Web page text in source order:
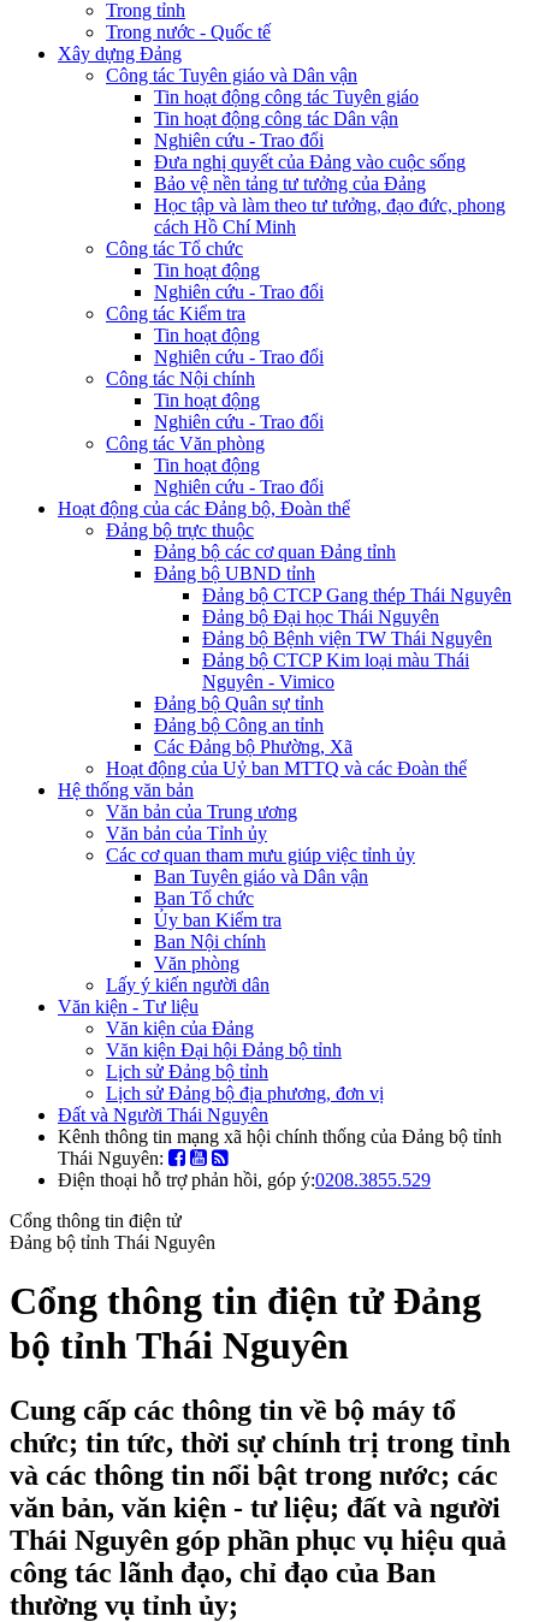
Trong tỉnh
Trong nước - Quốc tế
Xây dựng Đảng
Công tác Tuyên giáo và Dân vận
Tin hoạt động công tác Tuyên giáo
Tin hoạt động công tác Dân vận
Nghiên cứu - Trao đổi
Đưa nghị quyết của Đảng vào cuộc sống
Bảo vệ nền tảng tư tưởng của Đảng
Học tập và làm theo tư tưởng, đạo đức, phong
cách Hồ Chí Minh
Công tác Tổ chức
Tin hoạt động
Nghiên cứu - Trao đổi
Công tác Kiểm tra
Tin hoạt động
Nghiên cứu - Trao đổi
Công tác Nội chính
Tin hoạt động
Nghiên cứu - Trao đổi
Công tác Văn phòng
Tin hoạt động
Nghiên cứu - Trao đổi
Hoạt động của các Đảng bộ, Đoàn thể
Đảng bộ trực thuộc
Đảng bộ các cơ quan Đảng tỉnh
Đảng bộ UBND tỉnh
Đảng bộ CTCP Gang thép Thái Nguyên
Đảng bộ Đại học Thái Nguyên
Đảng bộ Bệnh viện TW Thái Nguyên
Đảng bộ CTCP Kim loại màu Thái
Nguyên - Vimico
Đảng bộ Quân sự tỉnh
Đảng bộ Công an tỉnh
Các Đảng bộ Phường, Xã
Hoạt động của Uỷ ban MTTQ và các Đoàn thể
Hệ thống văn bản
Văn bản của Trung ương
Văn bản của Tỉnh ủy
Các cơ quan tham mưu giúp việc tỉnh ủy
Ban Tuyên giáo và Dân vận
Ban Tổ chức
Ủy ban Kiểm tra
Ban Nội chính
Văn phòng
Lấy ý kiến người dân
Văn kiện - Tư liệu
Văn kiện của Đảng
Văn kiện Đại hội Đảng bộ tỉnh
Lịch sử Đảng bộ tỉnh
Lịch sử Đảng bộ địa phương, đơn vị
Đất và Người Thái Nguyên
Kênh thông tin mạng xã hội chính thống của Đảng bộ tỉnh
Thái Nguyên:
Điện thoại hỗ trợ phản hồi, góp ý:0208.3855.529
Cổng thông tin điện tử
Đảng bộ tỉnh Thái Nguyên
Cổng thông tin điện tử Đảng
bộ tỉnh Thái Nguyên
Cung cấp các thông tin về bộ máy tổ
chức; tin tức, thời sự chính trị trong tỉnh
và các thông tin nổi bật trong nước; các
văn bản, văn kiện - tư liệu; đất và người
Thái Nguyên góp phần phục vụ hiệu quả
công tác lãnh đạo, chỉ đạo của Ban
thường vụ tỉnh ủy;